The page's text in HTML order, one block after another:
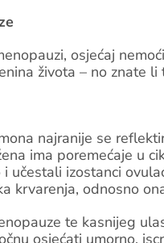
osjećaj
života – no znate
najranije se
ima poremećaje u
učestali izostanci
krvarenja, odnosno
te kasnijeg